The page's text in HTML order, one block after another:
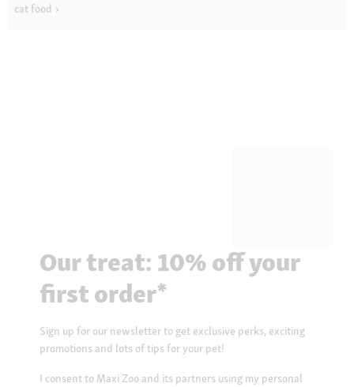
cat food
Our treat: 10% off your
first order*
Sign up for our newsletter to get exclusive perks, exciting
promotions and lots of tips for your pet!
I consent to Maxi Zoo and its partners using my personal